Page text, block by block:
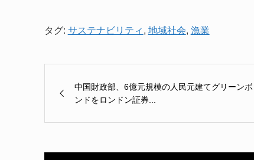
タグ: サステナビリティ , 地域社会, 漁業
中国財政部、6億元規模の人民元建てグリーンボ
ンドをロンドン証券...